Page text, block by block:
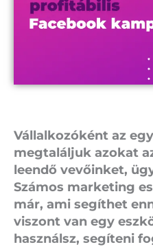
Vállalkozóként az
megtaláljuk azokat
leendő vevőinket,
Számos marketing
már, ami segíthet
viszont van egy
használsz, segíteni